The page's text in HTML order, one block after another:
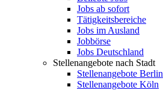
Jobs ab sofort
Tätigkeitsbereiche
Jobs im Ausland
Jobbörse
Jobs Deutschland
Stellenangebote nach Stadt
Stellenangebote Berlin
Stellenangebote Köln